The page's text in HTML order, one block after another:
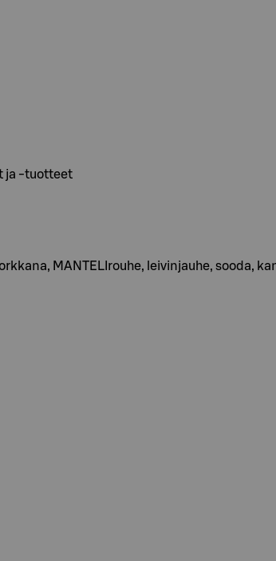
ja -tuotteet
MANTELIrouhe, leivinjauhe, sooda,